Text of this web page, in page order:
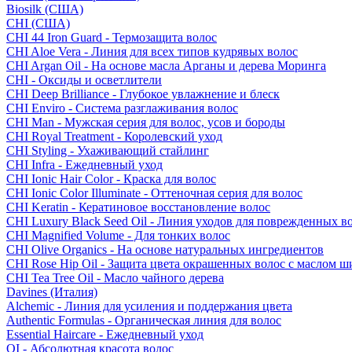
Biosilk (США)
CHI (США)
CHI 44 Iron Guard - Термозащита волос
CHI Aloe Vera - Линия для всех типов кудрявых волос
CHI Argan Oil - На основе масла Арганы и дерева Моринга
CHI - Оксиды и осветлители
CHI Deep Brilliance - Глубокое увлажнение и блеск
CHI Enviro - Система разглаживания волос
CHI Man - Мужская серия для волос, усов и бороды
CHI Royal Treatment - Королевский уход
CHI Styling - Ухаживающий стайлинг
CHI Infra - Ежедневный уход
CHI Ionic Hair Color - Краска для волос
CHI Ionic Color Illuminate - Оттеночная серия для волос
CHI Keratin - Кератиновое восстановление волос
CHI Luxury Black Seed Oil - Линия уходов для поврежденных
CHI Magnified Volume - Для тонких волос
CHI Olive Organics - На основе натуральных ингредиентов
CHI Rose Hip Oil - Защита цвета окрашенных волос с маслом
CHI Tea Tree Oil - Масло чайного дерева
Davines (Италия)
Alchemic - Линия для усиления и поддержания цвета
Authentic Formulas - Органическая линия для волос
Essential Haircare - Eжедневный уход
OI - Абсолютная красота волос